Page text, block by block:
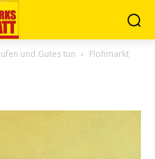
und Gutes tun
Flohmarkt